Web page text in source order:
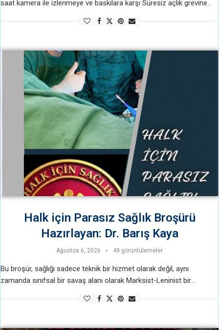
saat kamera ile izlenmeye ve baskılara karşı Süresiz açlık grevine
Halk için Parasız Sağlık Broşürü
Hazırlayan: Dr. Barış Kaya
Ağustos 6, 2026 49 görüntülemeler
Bu broşür, sağlığı sadece teknik bir hizmet olarak değil, aynı
zamanda sınıfsal bir savaş alanı olarak Marksist-Leninist bir